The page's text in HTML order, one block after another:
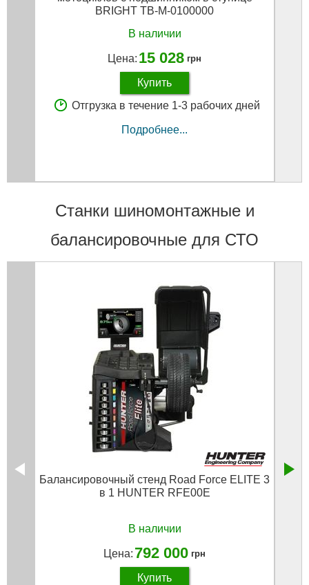
BRIGHT TB-M-0100000
В наличии
Цена: 15 028 грн
Купить
Отгрузка в течение 1-3 рабочих дней
Подробнее...
Станки шиномонтажные и
балансировочные для СТО
Балансировочный стенд Road Force ELITE 3
в 1 HUNTER RFE00E
В наличии
Цена: 792 000 грн
Купить